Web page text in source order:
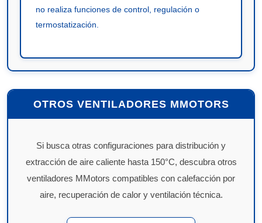
no realiza funciones de control, regulación o
termostatización.
OTROS VENTILADORES MMOTORS
Si busca otras configuraciones para distribución y
extracción de aire caliente hasta 150°C, descubra otros
ventiladores MMotors compatibles con calefacción por
aire, recuperación de calor y ventilación técnica.